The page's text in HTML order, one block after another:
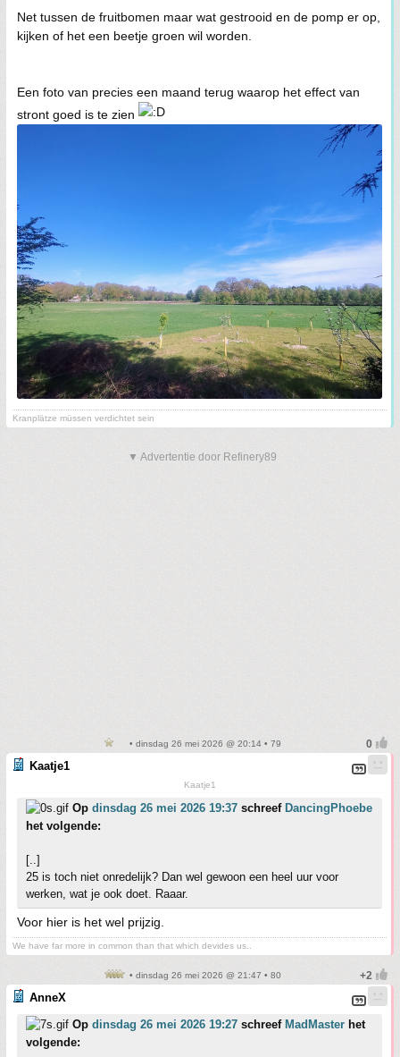
Net tussen de fruitbomen maar wat gestrooid en de pomp er op,
kijken of het een beetje groen wil worden.
Een foto van precies een maand terug waarop het effect van
stront goed is te zien
Kranplätze müssen verdichtet sein
▼ Advertentie door Refinery89
• dinsdag 26 mei 2026 @ 20:14 • 79
Kaatje1
Kaatje1
Op dinsdag 26 mei 2026 19:37 schreef DancingPhoebe
het volgende:
[..]
25 is toch niet onredelijk? Dan wel gewoon een heel uur voor
werken, wat je ook doet. Raaar.
Voor hier is het wel prijzig.
We have far more in common than that which devides us..
• dinsdag 26 mei 2026 @ 21:47 • 80
AnneX
Op dinsdag 26 mei 2026 19:27 schreef MadMaster het
volgende: